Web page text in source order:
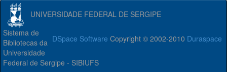
UNIVERSIDADE FEDERAL DE SERGIPE
DSpace Software Copyright © 2002-2010 Duraspace
Sistema de
Bibliotecas da
Universidade
Federal de Sergipe - SIBIUFS